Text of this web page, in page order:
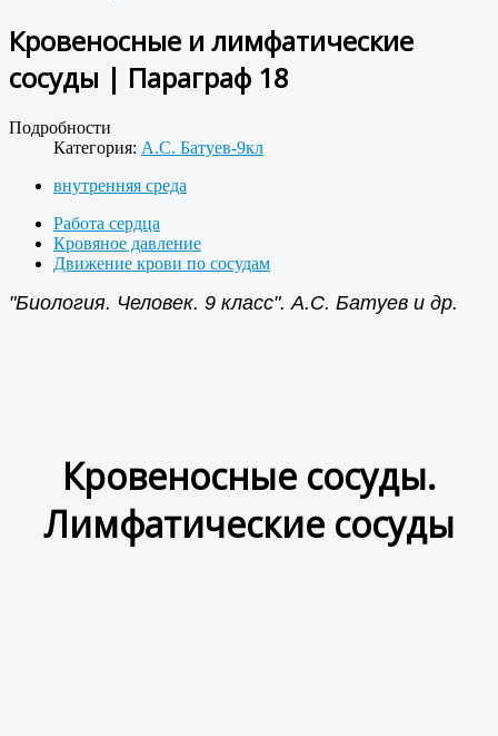
Кровеносные и лимфатические
сосуды | Параграф 18
Подробности
Категория: А.С. Батуев-9кл
внутренняя среда
Работа сердца
Кровяное давление
Движение крови по сосудам
"Биология. Человек. 9 класс". А.С. Батуев и др.
Кровеносные сосуды.
Лимфатические сосуды